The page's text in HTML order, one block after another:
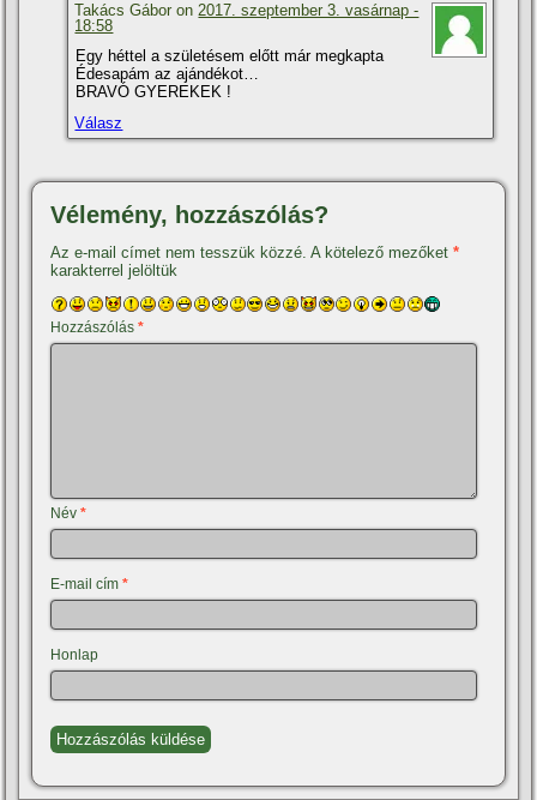
Takács Gábor on2017. szeptember 3. vasárnap -
18:58
Egy héttel a születésem előtt már megkapta
Édesapám az ajándékot…
BRAVÓ GYEREKEK !
Válasz
Vélemény, hozzászólás?
Az e-mail címet nem tesszük közzé. A kötelező mezőket*
karakterrel jelöltük
Hozzászólás*
Név*
E-mail cím*
Honlap